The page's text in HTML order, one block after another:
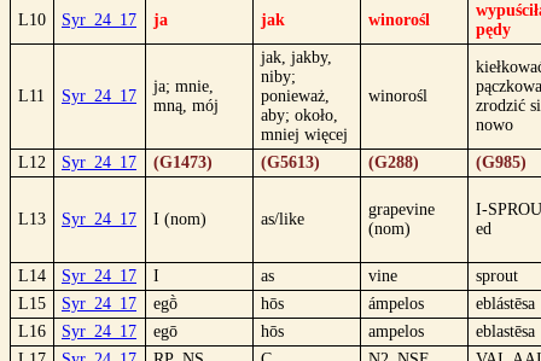
L10 Syr_24_17 ja jak winorośl
pędy
L11 Syr_24_17
ja; mnie,
mną, mój
jak, jakby,
niby;
ponieważ,
aby; około,
mniej więcej
winorośl
zrodzić
nowo
L12 Syr_24_17 (G1473) (G5613) (G288) (G985)
L13 Syr_24_17 I (nom) as/like
grapevine
(nom)
I-
ed
L14 Syr_24_17 I as vine
sprout
L15
Syr_24_17 egṑ hōs ámpelos
eblástēsa
L16
Syr_24_17 egō hōs ampelos
eblastēsa